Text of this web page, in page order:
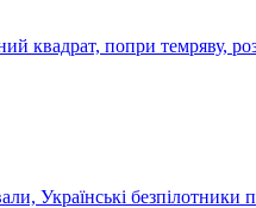
квадрат, попри темряву,
Українські безпілотники